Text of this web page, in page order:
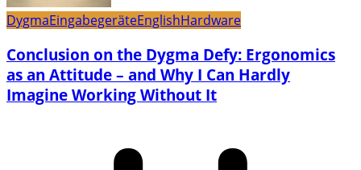
DygmaEingabegeräteEnglishHardware
Conclusion on the Dygma Defy: Ergonomics
as an Attitude – and Why I Can Hardly
Imagine Working Without It